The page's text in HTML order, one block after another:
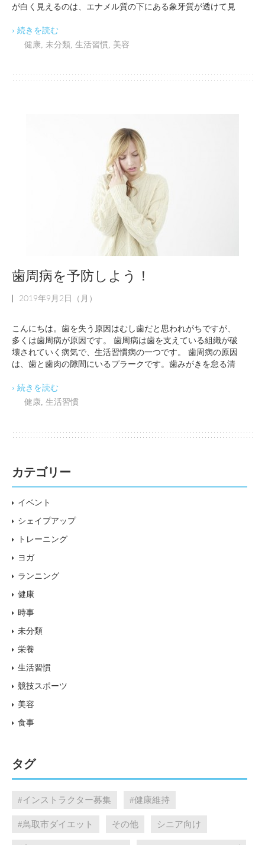
が白く見えるのは、エナメル質の下にある象牙質が透けて見
› 続きを読む
健康 未分類 生活習慣 美容
歯周病を予防しよう！
2019年9月2日（月）
こんにちは。歯を失う原因はむし歯だと思われがちですが、
多くは歯周病が原因です。 歯周病は歯を支えている組織が破
壊されていく病気で、生活習慣病の一つです。 歯周病の原因
は、歯と歯肉の隙間にいるプラークです。歯みがきを怠る清
› 続きを読む
健康 生活習慣
カテゴリー
イベント
シェイプアップ
トレーニング
ヨガ
ランニング
健康
時事
未分類
栄養
生活習慣
競技スポーツ
美容
食事
タグ
#インストラクター募集 #健康維持
#鳥取市ダイエット その他 シニア向け